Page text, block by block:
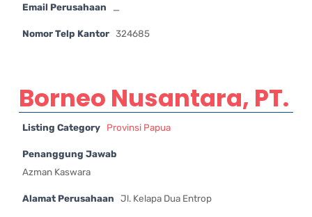
Email Perusahaan
Nomor Telp Kantor 324685
Borneo Nusantara, PT.
Listing Category Provinsi Papua
Penanggung Jawab
Azman Kaswara
Alamat Perusahaan Jl. Kelapa Dua Entrop